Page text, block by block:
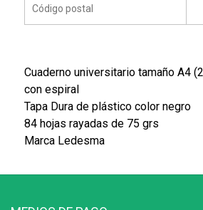
Cuaderno universitario tamaño A4
con espiral
Tapa Dura de plástico color negro
84 hojas rayadas de 75 grs
Marca Ledesma